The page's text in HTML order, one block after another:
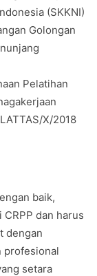
(SKKNI)
Golongan
Pelatihan
X/2018
baik,
dan harus
dengan
profesional
setara